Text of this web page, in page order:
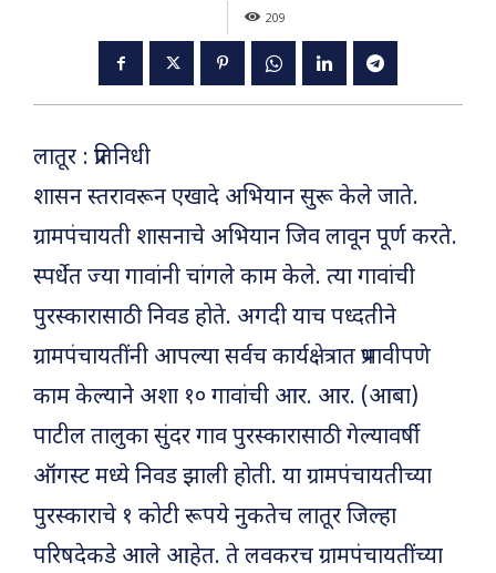
209
लातूर : प्रतिनिधी
शासन स्तरावरून एखादे अभियान सुरू केले जाते.
ग्रामपंचायती शासनाचे अभियान जिव लावून पूर्ण करते.
स्पर्धेत ज्या गावांनी चांगले काम केले. त्या गावांची
पुरस्कारासाठी निवड होते. अगदी याच पध्दतीने
ग्रामपंचायतींनी आपल्या सर्वच कार्यक्षेत्रात प्रभावीपणे
काम केल्याने अशा १० गावांची आर. आर. (आबा)
पाटील तालुका सुंदर गाव पुरस्कारासाठी गेल्यावर्षी
ऑगस्ट मध्ये निवड झाली होती. या ग्रामपंचायतीच्या
पुरस्काराचे १ कोटी रूपये नुकतेच लातूर जिल्हा
परिषदेकडे आले आहेत. ते लवकरच ग्रामपंचायतींच्या